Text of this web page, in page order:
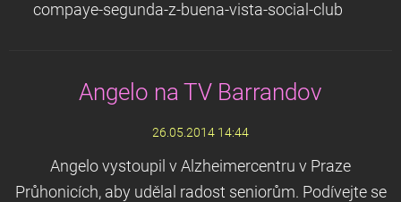
compaye-segunda-z-buena-vista-social-club
Angelo na TV Barrandov
26.05.2014 14:44
Angelo vystoupil v Alzheimercentru v Praze
Průhonicích, aby udělal radost seniorům. Podívejte se